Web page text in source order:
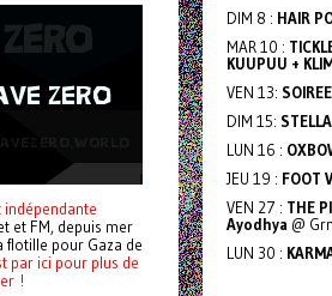
DIM 8 : HAIR
MAR 10 :
KUUPUU +
VEN 13:
DIM 15:
LUN 16 :
JEU 19 : FOOT
VEN 27 : THE
Ayodhya @
LUN 30 :
indépendante
et FM, depuis mer
flotille pour Gaza de
par ici pour plus de
!